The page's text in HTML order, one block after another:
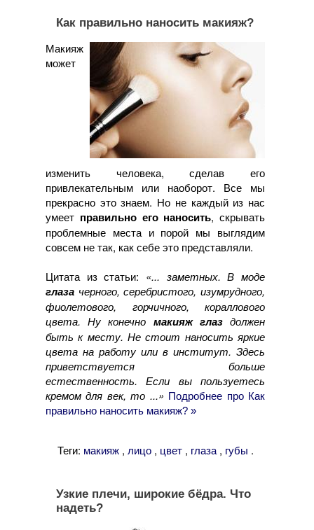
Как правильно наносить макияж?
Макияж
может
изменить человека, сделав его
привлекательным или наоборот. Все мы
прекрасно это знаем. Но не каждый из нас
умеет правильно его наносить, скрывать
проблемные места и порой мы выглядим
совсем не так, как себе это представляли.
Цитата из статьи: «... заметных. В моде
глаза черного, серебристого, изумрудного,
фиолетового, горчичного, кораллового
цвета. Ну конечно макияж глаздолжен
быть к месту. Не стоит наносить яркие
цвета на работу или в институт. Здесь
приветствуется больше
естественность. Если вы пользуетесь
кремом для век, то ...» Подробнее про Как
правильно наносить макияж? »
Теги: макияж, лицо, цвет, глаза, губы .
Узкие плечи, широкие бёдра. Что
надеть?